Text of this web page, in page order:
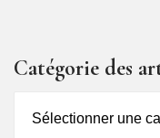
Catégorie des
des